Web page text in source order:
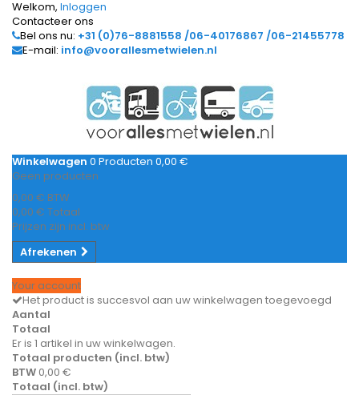
Welkom, Inloggen
Contacteer ons
Bel ons nu: +31 (0)76-8881558 /06-40176867 /06-21455778
E-mail: info@voorallesmetwielen.nl
Winkelwagen 0 Producten 0,00 €
Geen producten
0,00 € BTW
0,00 € Totaal
Prijzen zijn incl. btw
Afrekenen
Your account
Het product is succesvol aan uw winkelwagen toegevoegd
Aantal
Totaal
Er is 1 artikel in uw winkelwagen.
Totaal producten (incl. btw)
BTW 0,00 €
Totaal (incl. btw)